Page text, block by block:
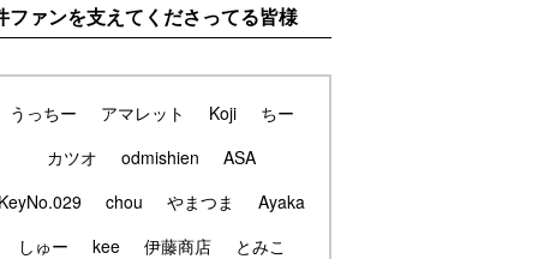
ファンを支えてくださってる皆様
うっちー アマレット Koji
ちー
カツオ
odmishien
ASA
chou やまつま
Ayaka
しゅー
kee 伊藤商店
とみこ